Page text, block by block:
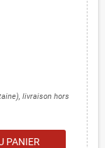
livraison hors
PANIER